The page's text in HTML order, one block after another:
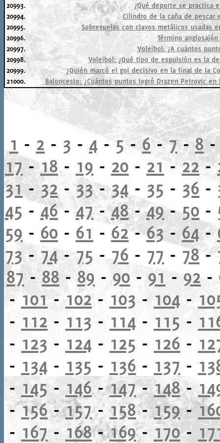
20993.
¿Qué deporte se practica
20994.
Cilindro de la caña de
20995.
Sobresuelas con clavos metálicos usadas
20996.
Término
20997.
Voleibol: ¿A cuántos
20998.
Voleibol: ¿Qué tipo de expulsión es la
20999.
¿Quién marcó el gol decisivo en la final de la
21000.
Baloncesto: ¿Cuántos puntos logró Drazen Petrovic
1 - 2 - 3 - 4 - 5-6-7-8
17 -18 - 19 - 20 - 21-22-
31-32 -33-34 - 35 - 36 -
45 -46-47-48-49-50 -
59 - 60 - 61 - 62-63-64-
73 - 74- 75 - 76 - 77 - 78-
87-88 -89 - 90 - 91 - 92 -
- 101 - 102 - 103 - 104 -
- 112 - 113 - 114 - 115 -
- 123 - 124 - 125 - 126 -
- 134 - 135 - 136 - 137 -
- 145 - 146-147-148-
-156-157- 158-159-
- 167 - 168-169- 170-